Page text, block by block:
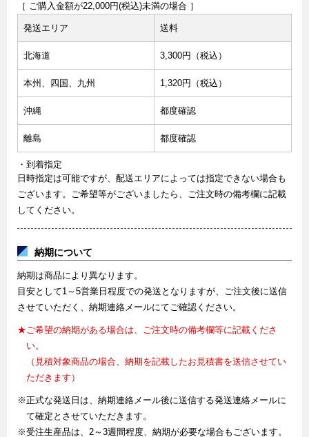
［ ご購入金額が22,000円(税込)未満の場合 ］
発送エリア 送料
北海道 3,300円（税込）
本州、四国、九州 1,320円（税込）
沖縄 都度確認
離島 都度確認
・到着指定
日時指定は可能ですが、配送エリアによっては指定できない場合も
ございます。ご希望等がございましたら、ご注文時の備考欄に記載
してください。
納期について
納期は商品により異なります。
目安として1～5営業日程度での発送となりますが、ご注文後に送信
させていただく、納期連絡メールにてご確認ください。
★ご希望の納期がある場合は、ご注文時の備考欄等に記載くださ
い。
（見積対象商品の場合、納期を記載したお見積書を送信させてい
ただきます）
※正式な発送日は、納期連絡メール後に送信する発送連絡メールに
て確定とさせていただきます。
※受注生産品は、2～3週間程度、納期が必要な場合もございます。